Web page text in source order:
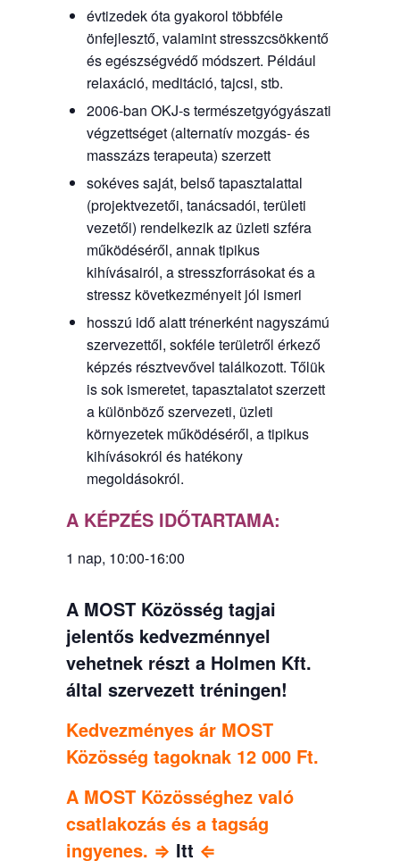
évtizedek óta gyakorol többféle
önfejlesztő, valamint stresszcsökkentő
és egészségvédő módszert. Például
relaxáció, meditáció, tajcsi, stb.
2006-ban OKJ-s természetgyógyászati
végzettséget (alternatív mozgás- és
masszázs terapeuta) szerzett
sokéves saját, belső tapasztalattal
(projektvezetői, tanácsadói, területi
vezetői) rendelkezik az üzleti szféra
működéséről, annak tipikus
kihívásairól, a stresszforrásokat és a
stressz következményeit jól ismeri
hosszú idő alatt trénerként nagyszámú
szervezettől, sokféle területről érkező
képzés résztvevővel találkozott. Tőlük
is sok ismeretet, tapasztalatot szerzett
a különböző szervezeti, üzleti
környezetek működéséről, a tipikus
kihívásokról és hatékony
megoldásokról.
A KÉPZÉS IDŐTARTAMA:
1 nap, 10:00-16:00
A MOST Közösség tagjai
jelentős kedvezménnyel
vehetnek részt a Holmen Kft.
által szervezett tréningen!
Kedvezményes ár MOST
Közösség tagoknak 12 000 Ft.
A MOST Közösséghez való
csatlakozás és a tagság
ingyenes. ⇒ Itt ⇐